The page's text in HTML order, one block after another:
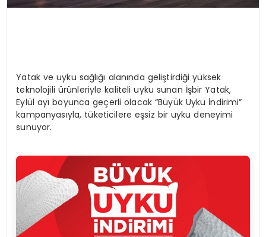
Yatak ve uyku sağlığı alanında geliştirdiği yüksek
teknolojili ürünleriyle kaliteli uyku sunan İşbir Yatak,
Eylül ayı boyunca geçerli olacak “Büyük Uyku İndirimi”
kampanyasıyla, tüketicilere eşsiz bir uyku deneyimi
sunuyor.